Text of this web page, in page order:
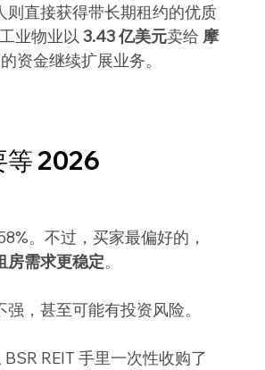
直接获得带长期租约的优质
业物业以 3.43 亿美元卖给 摩
资金继续扩展业务。
等 2026
。不过，买家最偏好的，
房需求更稳定。
，甚至可能有投资风险。
REIT 手里一次性收购了